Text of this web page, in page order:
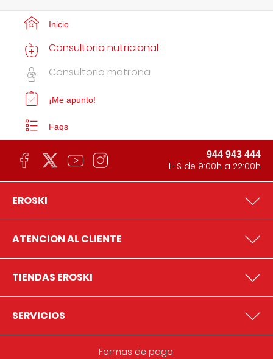
Inicio
Consultorio nutricional
Consultorio matrona
¡Me apunto!
Faqs
944 943 444
L-S de 9:00h a 22:00h
EROSKI
ATENCION AL CLIENTE
TIENDAS EROSKI
SERVICIOS
Formas de pago: